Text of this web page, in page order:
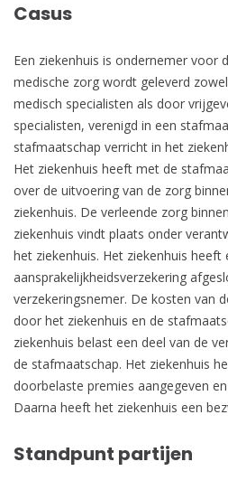
Casus
Een ziekenhuis is ondernemer voor
medische zorg wordt geleverd
medisch specialisten als door
specialisten, verenigd in een
stafmaatschap verricht in het
Het ziekenhuis heeft met de
over de uitvoering van de zorg
ziekenhuis. De verleende zorg
ziekenhuis vindt plaats onder
het ziekenhuis. Het ziekenhuis heeft
aansprakelijkheidsverzekering
verzekeringsnemer. De kosten van
door het ziekenhuis en de
ziekenhuis belast een deel van de
de stafmaatschap. Het ziekenhuis
doorbelaste premies aangegeven
Daarna heeft het ziekenhuis een
Standpunt partijen